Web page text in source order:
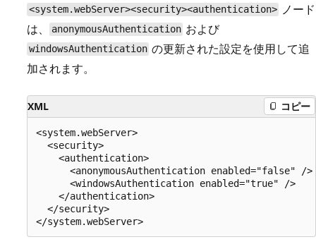
<system.webServer><security><authentication> ノード
は、
anonymousAuthentication および
windowsAuthentication の更新された設定を使用して追
加されます。
XML コピー
<system.webServer>
  <security>
    <authentication>
      <anonymousAuthentication enabled="false" />
      <windowsAuthentication enabled="true" />
    </authentication>
  </security>